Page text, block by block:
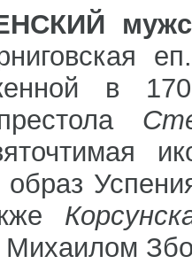
в
образ
Михаилом